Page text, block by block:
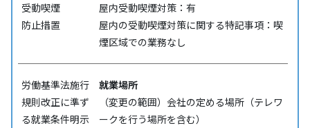
受動喫煙
防⽌措置
屋内受動喫煙対策：有
屋内の受動喫煙対策に関する特記事項：喫
煙区域での業務なし
労働基準法施行
規則改正に準ず
る就業条件明示
就業場所
（変更の範囲）会社の定める場所（テレワ
ークを行う場所を含む）